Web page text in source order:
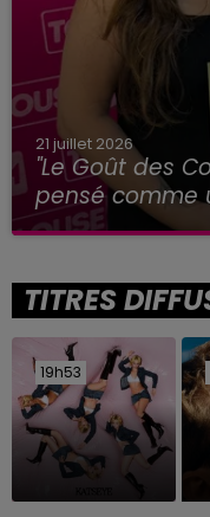
21 juillet 2026
"Le Goût des
pensé comme
TITRES
19h53
19h53